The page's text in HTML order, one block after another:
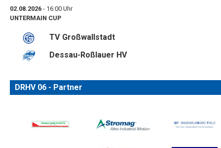
02.08.2026 - 16:00 Uhr
UNTERMAIN CUP
TV Großwallstadt
Dessau-Roßlauer HV
DRHV 06 - Partner